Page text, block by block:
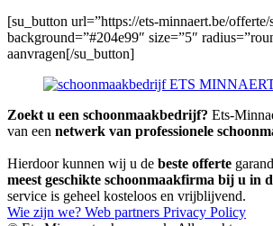
[su_button url=”https://ets-minnaert.be/offerte/
background=”#204e99″ size=”5″
aanvragen[/su_button]
Zoekt u een schoonmaakbedrijf? Ets-
van een netwerk van professionele
Hierdoor kunnen wij u de beste offerte
meest geschikte schoonmaakfirma bij u in
service is geheel kosteloos en vrijblijvend.
Wie zijn we? Web partners Privacy Policy